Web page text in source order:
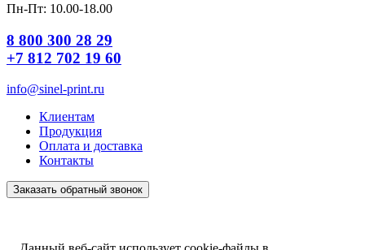
Пн-Пт: 10.00-18.00
8 800 300 28 29
+7 812 702 19 60
info@sinel-print.ru
Клиентам
Продукция
Оплата и доставка
Контакты
Заказать обратный звонок